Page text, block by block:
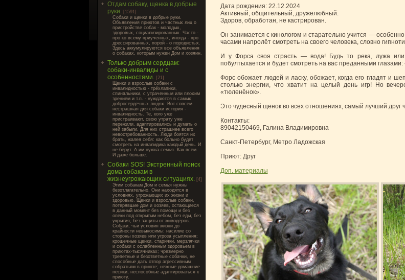
Отдам собаку, щенка в добрые
руки. [1591]
Cобаки и щенки в добрые руки.
Объявления приютов и частных лиц о
пристройстве собак - молодых,
здоровых, социализированных. Часто -
про ко всему приученных, иногда - про
дрессированных, порой - о породистых.
Здесь аккумулируются все объявления
о собаках, которым нужен Дом и хозяин.
Только добрым сердцам:
собаки-инвалиды и с
особенностями. [21]
Щенки и взрослые собаки с
инвалидностью - трёхлапики,
спинальники, с утраченным или плохим
зрением и т.п. - нуждаются в самых
добросердечных людях. Вот совсем
нестрашная для собаки история -
инвалидность. Те, кого уже
пристраивают, свою утрату уже
пережили, адаптировались и думать о
ней забыли. Для них страшнее всего
невостребованность. Люди боятся их
брать, жалея себя: как больно будет
смотреть на инвалидика каждый день. И
не берут. А им нужна семья. Как всем.
И даже больше.
Собаки SOS! Экстренный поиск
дома собакам в
жизнеугрожающих ситуациях. [4]
Этим собакам Дом и семья нужны
безотлагательно. Они находятся в
условиях, угрожающих их жизни и
здоровью. Щенки и взрослые собаки,
потерявшие дом и хозяев, остающиеся
в данный момент без помощи и без
опеки под открытым небом, без еды, без
укрытия, без защиты от живодёров.
Собаки, чьи условия жизни до
крайности невыносимы: насилие со
стороны хозяев или угроза усыпления;
крошечные щенки, старички, мерзлячки
и собаки с ослабленным здоровьем в
приютах-тысячниках; чрезмерно
трепетные и безответные собачки, не
способные дать отпор агрессивным
собратьям в приюте; нежные домашние
пёсики, неспособные адаптироваться к
приюту.
Дата рождения: 22.12.2024
Активный, общительный, дружелюбный.
Здоров, обработан, не кастрирован.
Он занимается с кинологом и старательно учится —
часами напролёт смотреть на своего человека, словно
И у Форса своя страсть — вода! Будь то река, лужа
побултыхается и будет смотреть на вас преданными
Форс обожает людей и ласку, обожает, когда его гладят и
столько энергии, что хватит на целый день игр! Но
«тюленёнок».
Это чудесный щенок во всех отношениях, самый лучший друг
Контакты:
89042150469, Галина Владимировна
Санкт-Петербург, Метро Ладожская
Приют: Друг
Доп. материалы